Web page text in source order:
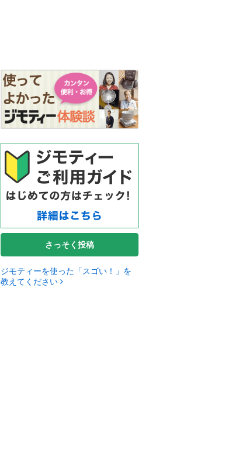
さっそく投稿
ジモティーを使った「スゴい！」を
教えてください